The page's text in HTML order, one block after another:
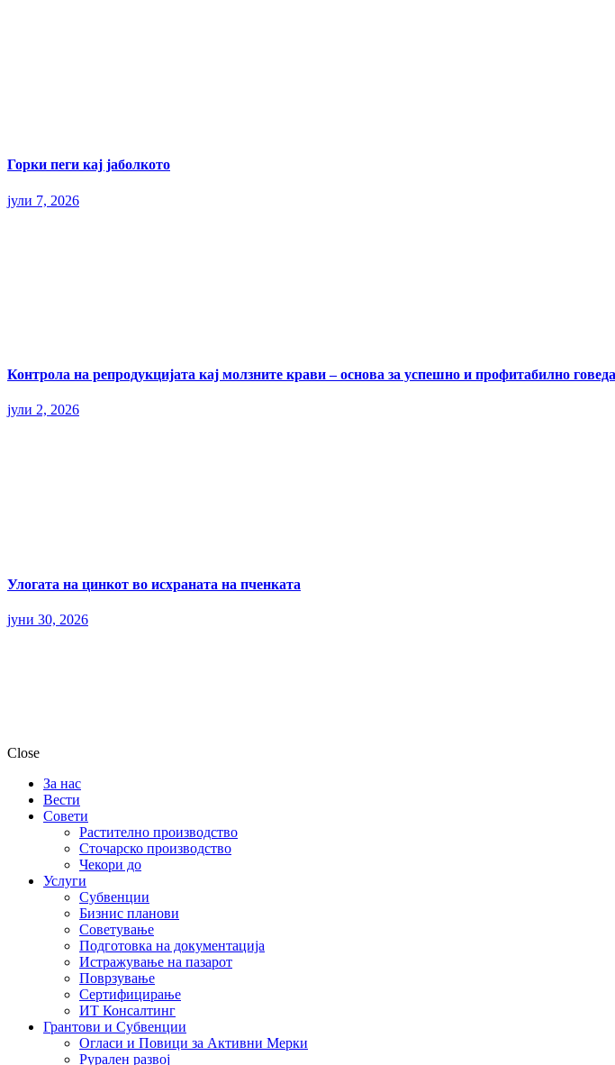
Горки пеги кај јаболкото
јули 7, 2026
Контрола на репродукцијата кај молзните крави – основа за успешно и профитабилно
јули 2, 2026
Улогата на цинкот во исхраната на пченката
јуни 30, 2026
Close
За нас
Вести
Совети
Растително производство
Сточарско производство
Чекори до
Услуги
Субвенции
Бизнис планови
Советување
Подготовка на документација
Истражување на пазарот
Поврзување
Сертифицирање
ИТ Консалтинг
Грантови и Субвенции
Огласи и Повици за Активни Мерки
Рурален развој